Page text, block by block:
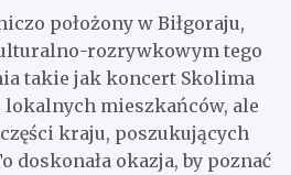
położony w Biłgoraju,
rozrywkowym tego
takie jak koncert Skolima
mieszkańców, ale
kraju, poszukujących
doskonała okazja, by poznać